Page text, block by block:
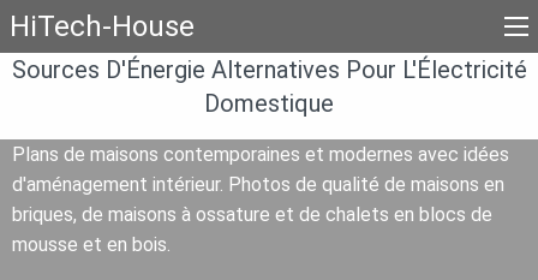
HiTech-House
Sources D'Énergie Alternatives Pour L'Électricité
Domestique
Plans de maisons contemporaines et modernes avec idées
d'aménagement intérieur. Photos de qualité de maisons en
briques, de maisons à ossature et de chalets en blocs de
mousse et en bois.